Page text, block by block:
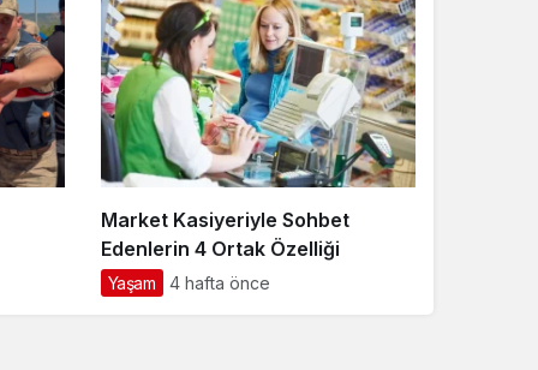
Market Kasiyeriyle Sohbet
Edenlerin 4 Ortak Özelliği
Yaşam 4 hafta önce